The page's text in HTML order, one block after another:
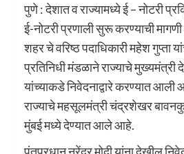
पुणे : देशात व राज्यामध्ये ई – नोटरी
ई-नोटरी प्रणाली सुरू करण्याची मागणी
शहर चे वरिष्ठ पदाधिकारी महेश गुप्ता
प्रतिनिधी मंडळाने राज्याचे
यांच्याकडे निवेदनाद्वारे करण्यात आली
राज्याचे महसूलमंत्री चंद्रशेखर
मुंबई मध्ये देण्यात आले आहे.